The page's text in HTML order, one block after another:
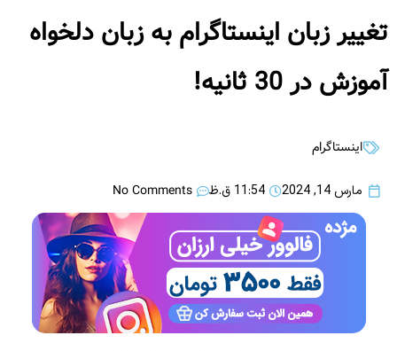
تغییر زبان اینستاگرام به زبان دلخواه
آموزش در 30 ثانیه!
اینستاگرام
مارس 14, 2024 11:54 ق.ظ No Comments